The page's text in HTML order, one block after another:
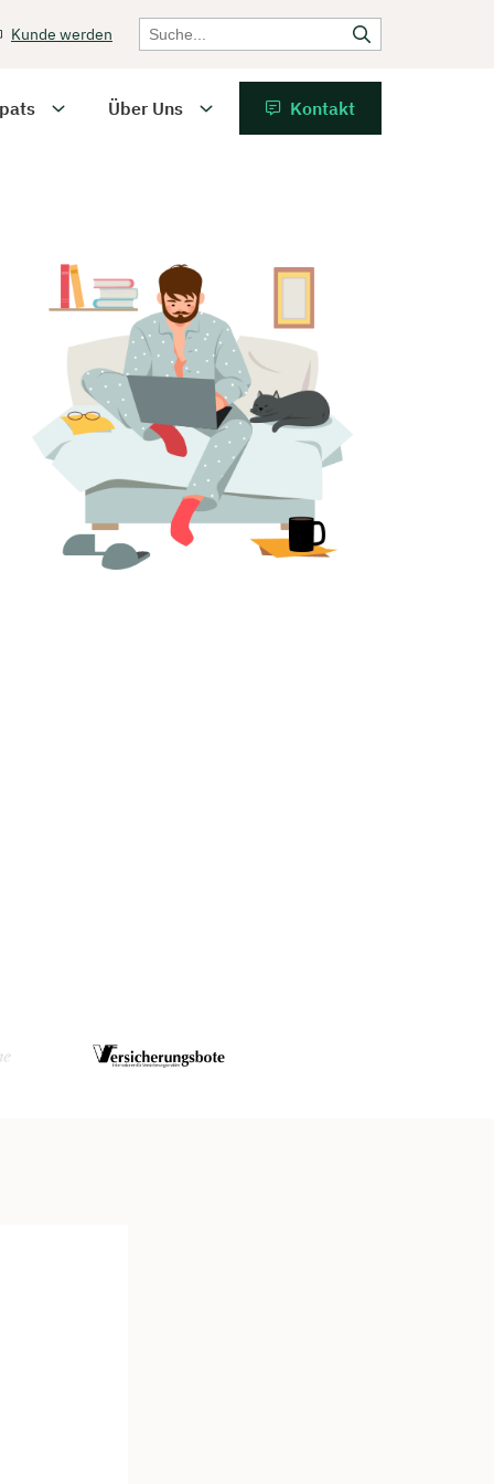
Kunde werden
Über Uns Kontakt